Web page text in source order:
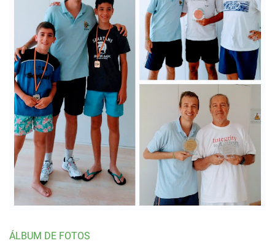
ÁLBUM DE FOTOS